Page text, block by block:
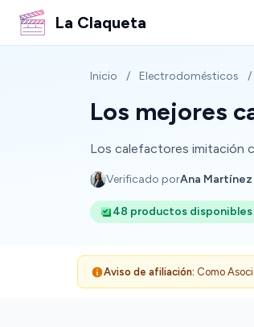
La Claqueta
Inicio / Electrodomésticos /
Los mejores
Los calefactores imitación
Verificado porAna Martínez
48 productos disponibles
Aviso de afiliación: Como